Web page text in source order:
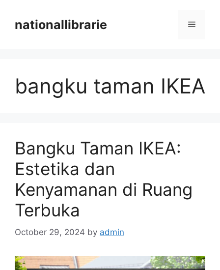
contentnationallibrarie Menu
bangku taman IKEA
Bangku Taman IKEA:
Estetika dan
Kenyamanan di Ruang
Terbuka
October 29, 2024 by admin